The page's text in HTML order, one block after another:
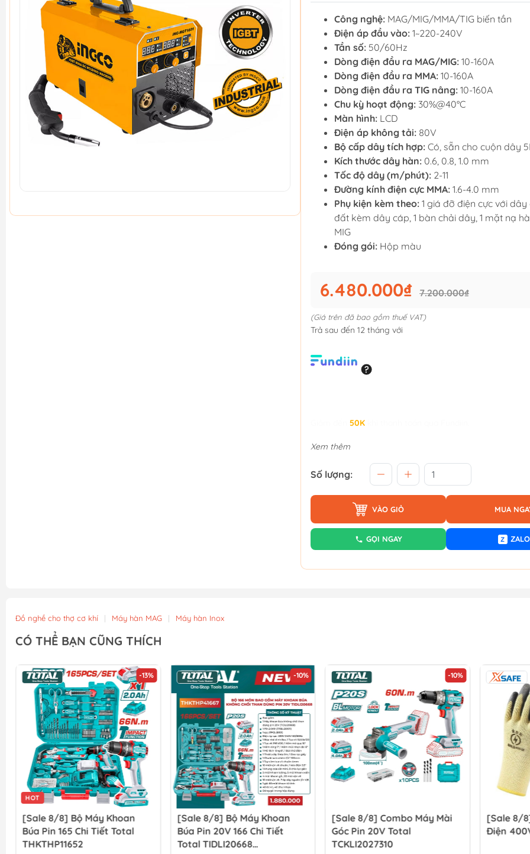
Công nghệ: MAG/MIG/MMA/TIG biến tần
Điện áp đầu vào: 1~220-240V
Tần số: 50/60Hz
Dòng điện đầu ra MAG/MIG: 10-160A
Dòng điện đầu ra MMA: 10-160A
Dòng điện đầu ra TIG nâng: 10-160A
Chu kỳ hoạt động: 30%@40°C
Màn hình: LCD
Điện áp không tải: 80V
Bộ cấp dây tích hợp: Có, sẵn cho cuộn dây
Kích thước dây hàn: 0.6, 0.8, 1.0 mm
Tốc độ dây (m/phút): 2-11
Đường kính điện cực MMA: 1.6-4.0 mm
Phụ kiện kèm theo: 1 giá đỡ điện cực với dây
đất kèm dây cáp, 1 bàn chải dây, 1 mặt nạ
MIG
Đóng gói: Hộp màu
6.480.000₫ 7.200.000₫
(Giá trên đã bao gồm thuế VAT)
Trả sau đến 12 tháng với
50K
Xem thêm
Số lượng:
VÀO GIỎ MUA
GỌI NGAY Z ZALO
Đồ nghề cho thợ cơ khí | Máy hàn MAG | Máy hàn Inox
CÓ THỂ BẠN CŨNG THÍCH
[Sale 8/8] Bộ Máy Khoan
Búa Pin 20V 166 Chi Tiết
Total TIDLI20668
[Sale 8/8] Combo Máy Mài
Góc Pin 20V Total
TCKLI2027310
[Sale 8/8] Găng Tay Cách
Điện 400V
[Sale